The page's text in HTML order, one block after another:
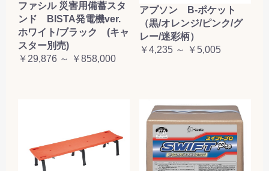
ファシル 災害用備蓄スタ
ンド BISTA発電機ver.
ホワイト/ブラック (キャ
スター別売)
￥29,876 ～ ￥858,000
アプソン B-ポケット
（黒/オレンジ/ピンク/グ
レー/迷彩柄）
￥4,235 ～ ￥5,005